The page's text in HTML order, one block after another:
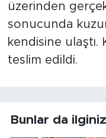
üzerinden
sonucunda
kendisine
teslim edildi.
Bunlar da